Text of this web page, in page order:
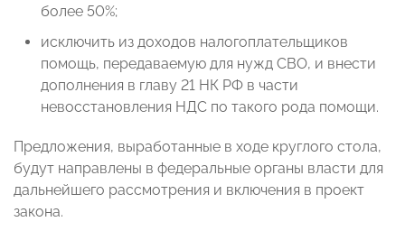
более 50%;
исключить из доходов налогоплательщиков
помощь, передаваемую для нужд СВО, и внести
дополнения в главу 21 НК РФ в части
невосстановления НДС по такого рода помощи.
Предложения, выработанные в ходе круглого стола,
будут направлены в федеральные органы власти для
дальнейшего рассмотрения и включения в проект
закона.